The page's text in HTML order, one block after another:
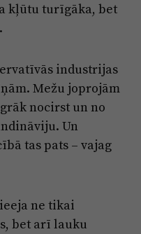
kļūtu turīgāka, bet
industrijas
Mežu joprojām
nocirst un no
Un
tas pats – vajag
ne tikai
bet arī lauku